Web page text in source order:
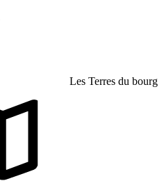
Les Terres du bourg